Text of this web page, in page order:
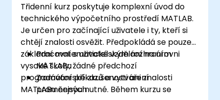
Třidenní kurz poskytuje komplexní úvod do
technického výpočetního prostředí MATLAB.
Je určen pro začínající uživatele i ty, kteří si
chtějí znalosti osvěžit. Předpokládá se pouze
základní matematické vzdělání na úrovni
vysoké školy; žádné předchozí
programátorské zkušenosti ani znalosti
MATLABu nejsou nutné. Během kurzu se
Pracovní s uživatelským rozhraním
MATLABu
Zadávání příkazů a vytváření
proměnných